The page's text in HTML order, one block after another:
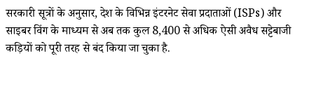
सरकारी सूत्रों के अनुसार, देश के विभिन्न इंटरनेट सेवा प्रदाताओं (ISPs) और
साइबर विंग के माध्यम से अब तक कुल 8,400 से अधिक ऐसी अवैध सट्टेबाजी
कड़ियों को पूरी तरह से बंद किया जा चुका है.